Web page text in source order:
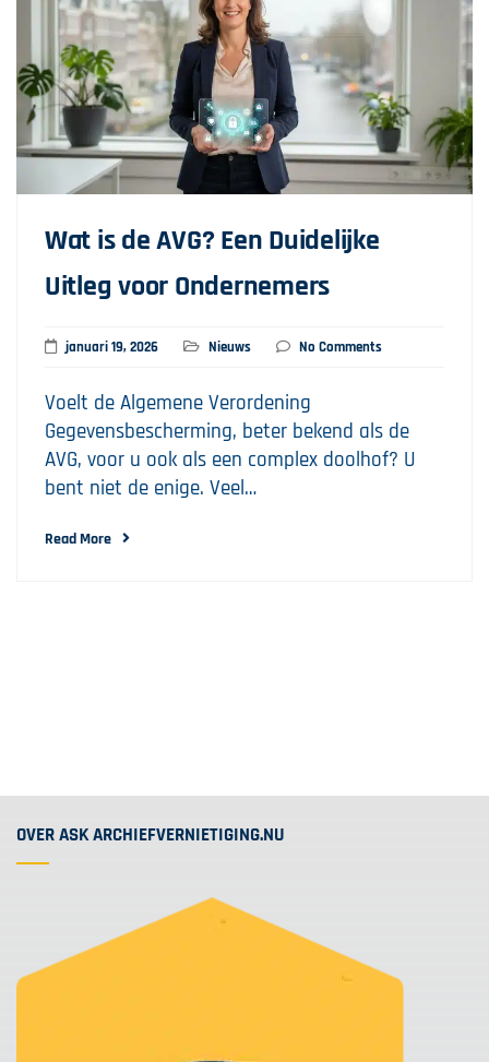
Wat is de AVG? Een Duidelijke
Uitleg voor Ondernemers
januari 19, 2026 Nieuws No Comments
Voelt de Algemene Verordening
Gegevensbescherming, beter bekend als de
AVG, voor u ook als een complex doolhof? U
bent niet de enige. Veel…
Read More
OVER ASK ARCHIEFVERNIETIGING.NU